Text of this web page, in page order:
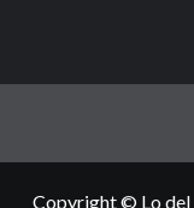
Copyright © Lo